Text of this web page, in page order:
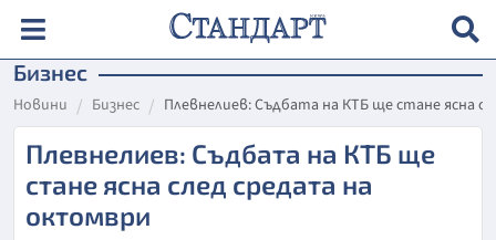
Бизнес
Новини Бизнес Плевнелиев: Съдбата на КТБ ще стане ясна
Плевнелиев: Съдбата на КТБ ще
стане ясна след средата на
октомври